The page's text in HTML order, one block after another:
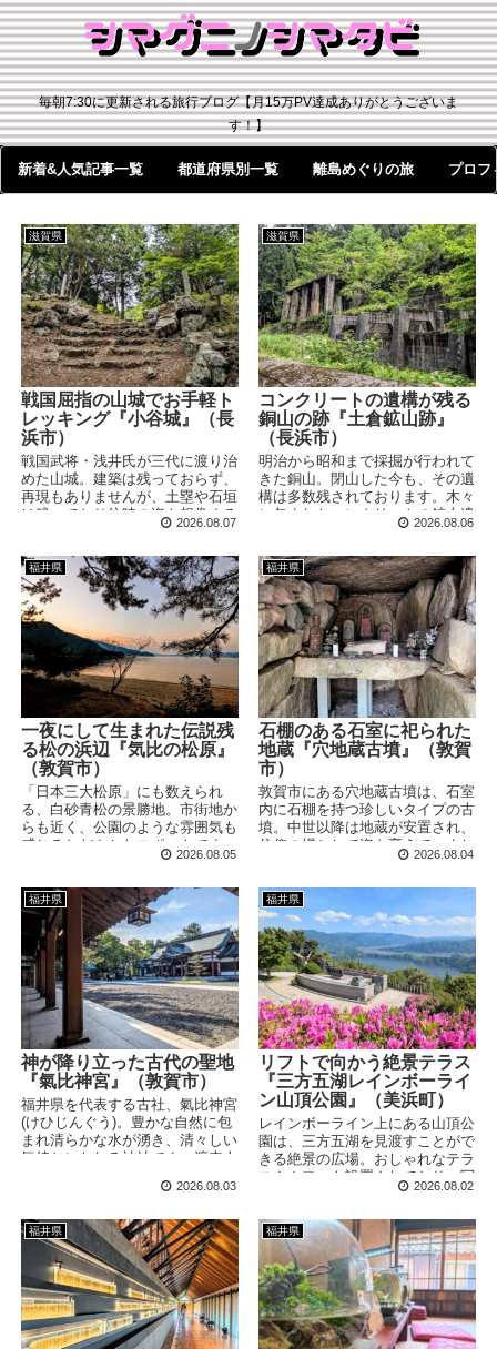
毎朝7:30に更新される旅行ブログ【月15万PV達成ありがとうございま
す！】
新着&人気記事一覧 都道府県別一覧 離島めぐりの旅 プロフ
滋賀県
戦国屈指の山城でお手軽ト
レッキング『小谷城』（長
浜市）
戦国武将・浅井氏が三代に渡り治
めた山城。建築は残っておらず、
再現もありませんが、土塁や石垣
は残っており往時の姿を想像する
ことができます。今回は【番所
で登ってきました！
2026.08.07
滋賀県
コンクリートの遺構が残る
銅山の跡『土倉鉱山跡』
（長浜市）
明治から昭和まで採掘が行われて
きた銅山。閉山した今も、その遺
構は多数残されております。木々
に包まれたコンクリートの鉱山遺
跡は雰囲気抜群！車があればそれ
能です。
2026.08.06
福井県
一夜にして生まれた伝説残
る松の浜辺『気比の松原』
（敦賀市）
「日本三大松原」にも数えられ
る、白砂青松の景勝地。市街地か
らも近く、公園のような雰囲気も
感じるおだやかなスポットです。
かつて一晩にして形成され、外国
されていました。
2026.08.05
福井県
石棚のある石室に祀られた
地蔵『穴地蔵古墳』（敦賀
市）
敦賀市にある穴地蔵古墳は、石室
内に石棚を持つ珍しいタイプの古
墳。中世以降は地蔵が安置され、
信仰の場として姿を変えていまし
た。観光客がまず訪れない少々マ
は良好でした！
2026.08.04
福井県
神が降り立った古代の聖地
『氣比神宮』（敦賀市）
福井県を代表する古社、氣比神宮
(けひじんぐう)。豊かな自然に包
まれ清らかな水が湧き、清々しい
気持ちになれる神社です。渡来人
臨された聖地も残されていまし
2026.08.03
福井県
リフトで向かう絶景テラス
『三方五湖レインボーライ
ン山頂公園』（美浜町）
レインボーライン上にある山頂公
園は、三方五湖を見渡すことがで
きる絶景の広場。おしゃれなテラ
スやカフェも設置されており、写
真に映えるポイントがたくさんあ
2026.08.02
福井県 福井県